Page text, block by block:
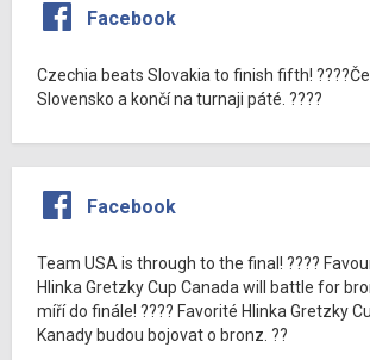
Facebook
Czechia beats Slovakia to finish fifth!
Slovensko a končí na turnaji páté. ????
Facebook
Team USA is through to the final! ????
Hlinka Gretzky Cup Canada will battle for
míří do finále! ???? Favorité Hlinka Gretzky
Kanady budou bojovat o bronz. ??